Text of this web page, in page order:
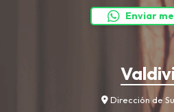
Enviar
Dirección de